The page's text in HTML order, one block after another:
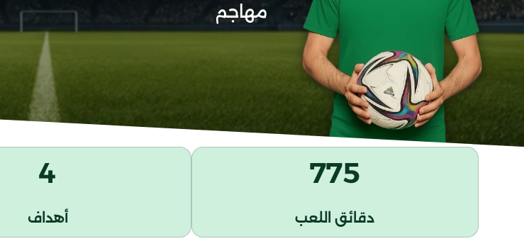
مهاجم
775
دقائق اللعب
4
أهداف